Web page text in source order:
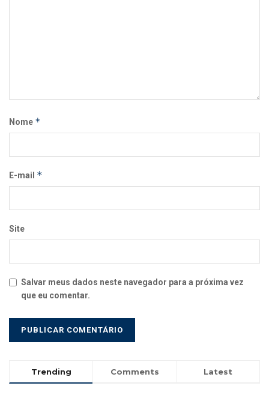
Nome *
E-mail *
Site
Salvar meus dados neste navegador para a próxima vez
que eu comentar.
Trending Comments Latest